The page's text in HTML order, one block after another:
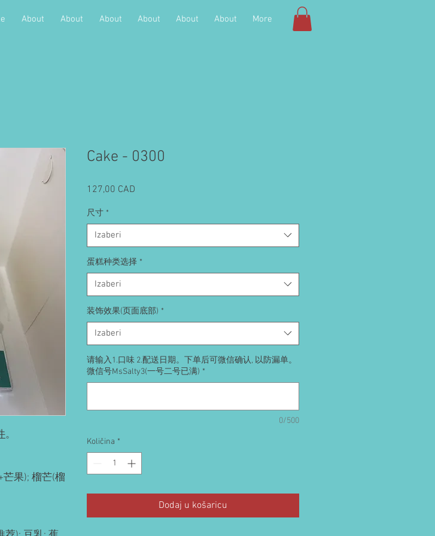
About About About About About About More
。
果); 榴芒(榴
Cake - 0300
127,00 CAD
尺寸 *
Izaberi
蛋糕种类选择 *
Izaberi
装饰效果(页面底部) *
Izaberi
请输入1.口味 2.配送日期。下单后可微信确认, 以防漏单。
微信号MsSalty3(一号二号已满) *
0/500
Količina *
Dodaj u košaricu